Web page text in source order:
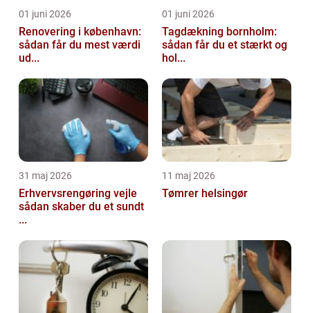
01 juni 2026
Renovering i københavn:
sådan får du mest værdi
ud...
01 juni 2026
Tagdækning bornholm:
sådan får du et stærkt og
hol...
31 maj 2026
Erhvervsrengøring vejle
sådan skaber du et sundt
...
11 maj 2026
Tømrer helsingør